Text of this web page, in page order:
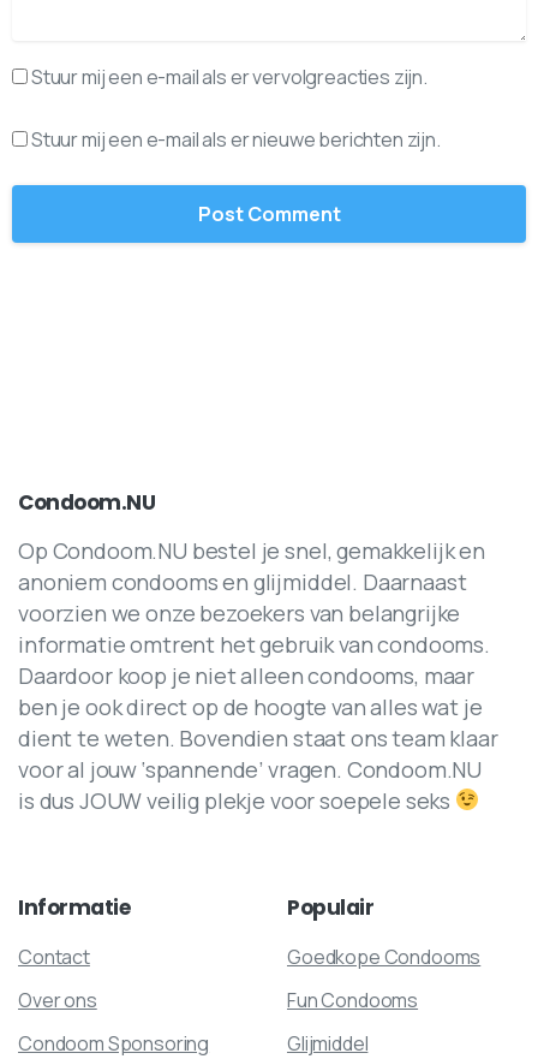
Stuur mij een e-mail als er vervolgreacties zijn.
Stuur mij een e-mail als er nieuwe berichten zijn.
Condoom.NU
Op Condoom.NU bestel je snel, gemakkelijk en
anoniem condooms en glijmiddel. Daarnaast
voorzien we onze bezoekers van belangrijke
informatie omtrent het gebruik van condooms.
Daardoor koop je niet alleen condooms, maar
ben je ook direct op de hoogte van alles wat je
dient te weten. Bovendien staat ons team klaar
voor al jouw ‘spannende’ vragen. Condoom.NU
is dus JOUW veilig plekje voor soepele seks
Informatie
Contact
Over ons
Condoom Sponsoring
Populair
Goedkope Condooms
Fun Condooms
Glijmiddel